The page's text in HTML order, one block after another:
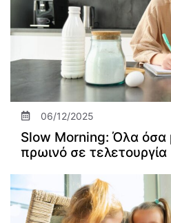
06/12/2025
Slow Morning: Όλα όσα
πρωινό σε τελετουργία